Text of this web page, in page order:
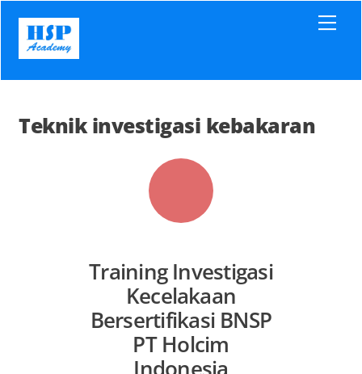
content
Teknik investigasi kebakaran
Training Investigasi
Kecelakaan
Bersertifikasi BNSP
PT Holcim